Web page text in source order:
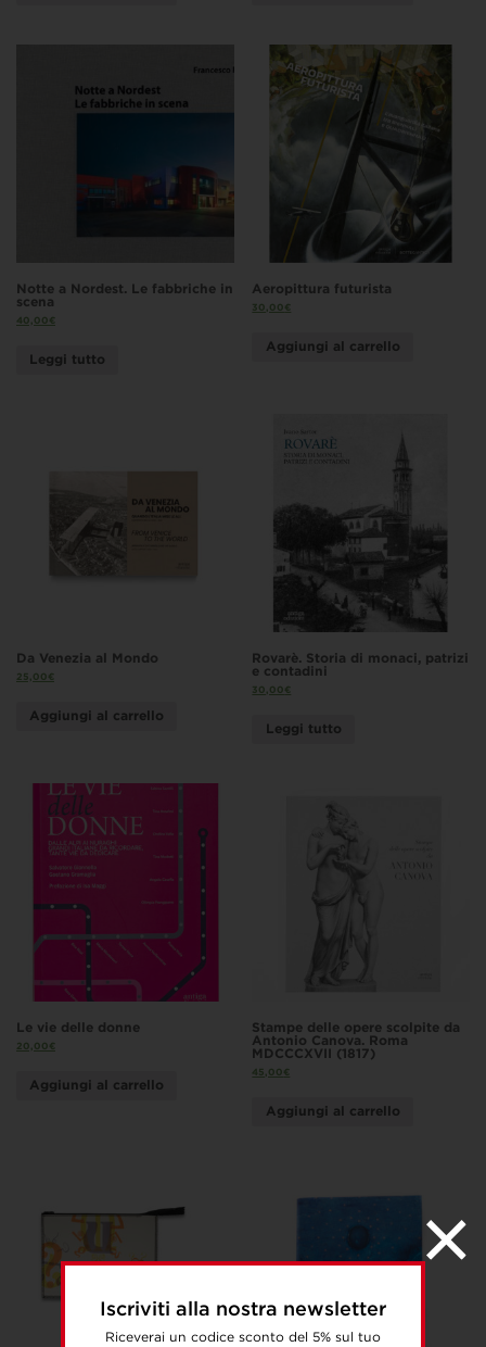
Iscriviti alla nostra newsletter
Riceverai un codice sconto del 5% sul tuo
Notte a Nordest. Le fabbriche in
scena
40,00€
Leggi tutto
Aeropittura futurista
30,00€
Aggiungi al carrello
Da Venezia al Mondo
25,00€
Aggiungi al carrello
Rovarè. Storia di monaci, patrizi
e contadini
30,00€
Leggi tutto
Le vie delle donne
20,00€
Aggiungi al carrello
Stampe delle opere scolpite da
Antonio Canova. Roma
MDCCCXVII (1817)
45,00€
Aggiungi al carrello